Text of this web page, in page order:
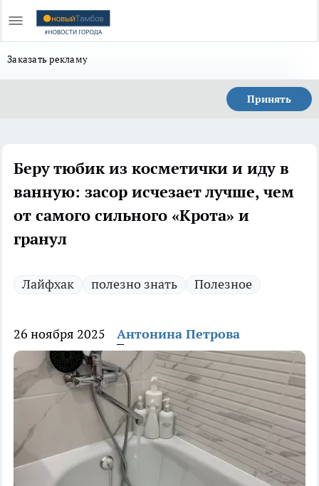
Заказать рекламу
Принять
Беру тюбик из косметички и иду в
ванную: засор исчезает лучше, чем
от самого сильного «Крота» и
гранул
Лайфхак полезно знать Полезное
26 ноября 2025 Антонина Петрова